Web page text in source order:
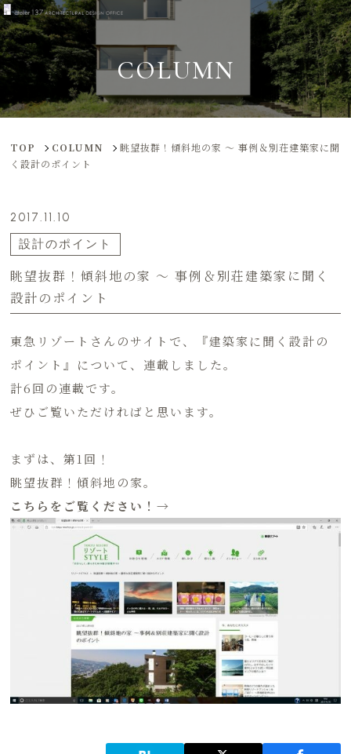
COLUMN
TOP COLUMN
眺望抜群！傾斜地の家 〜 事例＆別荘建築家に聞
く設計のポイント
2017.11.10
設計のポイント
眺望抜群！傾斜地の家 〜 事例＆別荘建築家に聞く
設計のポイント
東急リゾートさんのサイトで、『建築家に聞く設計の
ポイント』について、連載しました。
計6回の連載です。
ぜひご覧いただければと思います。
まずは、第1回！
眺望抜群！傾斜地の家。
こちらをご覧ください！→